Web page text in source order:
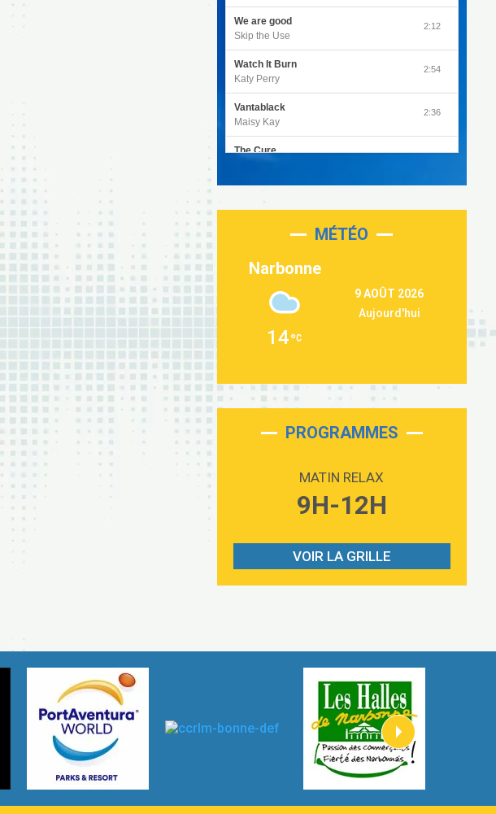
We are good
Skip the Use
2:12
Watch It Burn
Katy Perry
2:54
Vantablack
Maisy Kay
2:36
The Cure
4:27
Luke Combs
Second Chance
Martin Garrix & Ed Sheeran
Alex Warren
On My Soul
Phoebe Bridgers
Gracie Abrams
3:07
2:54
Heaven On Your Mind
Lovecats
Hate that i made you love me
MÉTÉO
Narbonne
14
9 AOÛT 2026
Aujourd'hui
PROGRAMMES
MATIN RELAX
9H-12H
VOIR LA GRILLE